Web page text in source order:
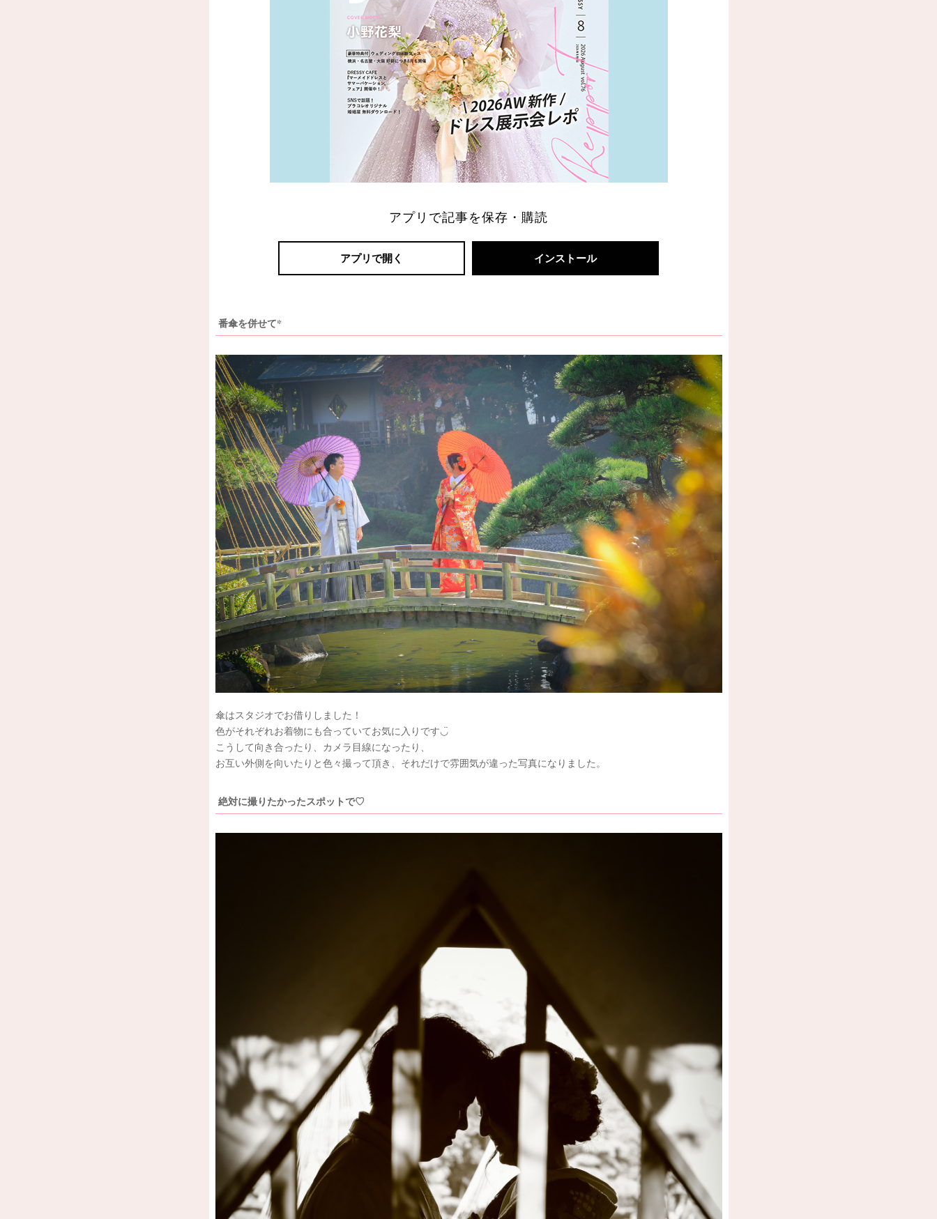
アプリで記事を保存・購読
アプリで開く インストール
番傘を併せて*
傘はスタジオでお借りしました！
色がそれぞれお着物にも合っていてお気に入りです◡̈
こうして向き合ったり、カメラ目線になったり、
お互い外側を向いたりと色々撮って頂き、それだけで雰囲気が違った写真になりました。
絶対に撮りたかったスポットで♡